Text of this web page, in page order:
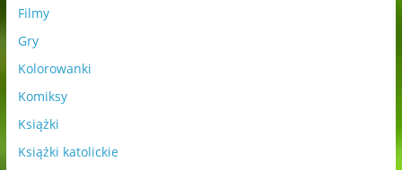
Filmy
Gry
Kolorowanki
Komiksy
Książki
Książki katolickie